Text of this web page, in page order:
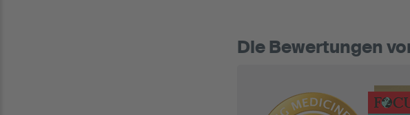
Die Bewertungen